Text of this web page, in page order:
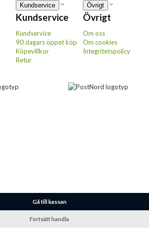
Kundservice
Kundservice
Kundservice
90 dagars öppet köp
Köpevillkor
Retur
Övrigt
Övrigt
Om oss
Om cookies
Integritetspolicy
Gå till kassan
Fortsätt handla